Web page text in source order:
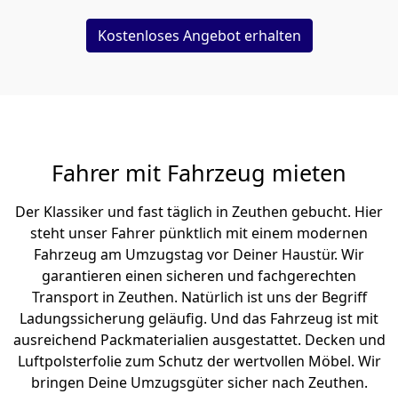
Kostenloses Angebot erhalten
Fahrer mit Fahrzeug mieten
Der Klassiker und fast täglich in Zeuthen gebucht. Hier
steht unser Fahrer pünktlich mit einem modernen
Fahrzeug am Umzugstag vor Deiner Haustür. Wir
garantieren einen sicheren und fachgerechten
Transport in Zeuthen. Natürlich ist uns der Begriff
Ladungssicherung geläufig. Und das Fahrzeug ist mit
ausreichend Packmaterialien ausgestattet. Decken und
Luftpolsterfolie zum Schutz der wertvollen Möbel. Wir
bringen Deine Umzugsgüter sicher nach Zeuthen.